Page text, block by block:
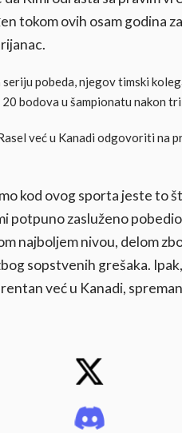
tokom ovih osam godina
pobeda, njegov timski
bodova u šampionatu nakon
već u Kanadi odgovoriti na
kod ovog sporta jeste to
potpuno zasluženo
najboljem nivou, delom
sopstvenih grešaka.
već u Kanadi,